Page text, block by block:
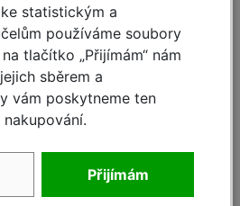
2.1.2025 15:10
Popřípadě jak. Děkuji Faltus
Pro vaši potřebu
statistickým a
používáme soubory
tlačítko „Přijímám“ nám
sběrem a
vám poskytneme ten
Přijímám